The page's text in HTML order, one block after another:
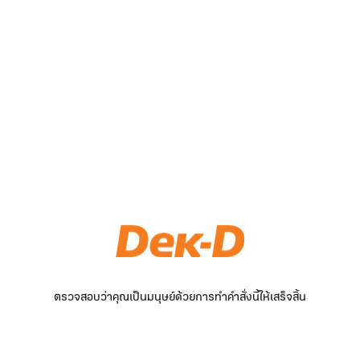
ตรวจสอบว่าคุณเป็นมนุษย์ด้วยการทำคำสั่งนี้ให้เสร็จสิ้น